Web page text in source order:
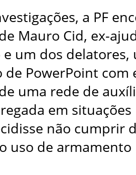
a PF
Mauro Cid, ex-
um dos delatores,
de PowerPoint com
uma rede de
em
não cumprir
uso de